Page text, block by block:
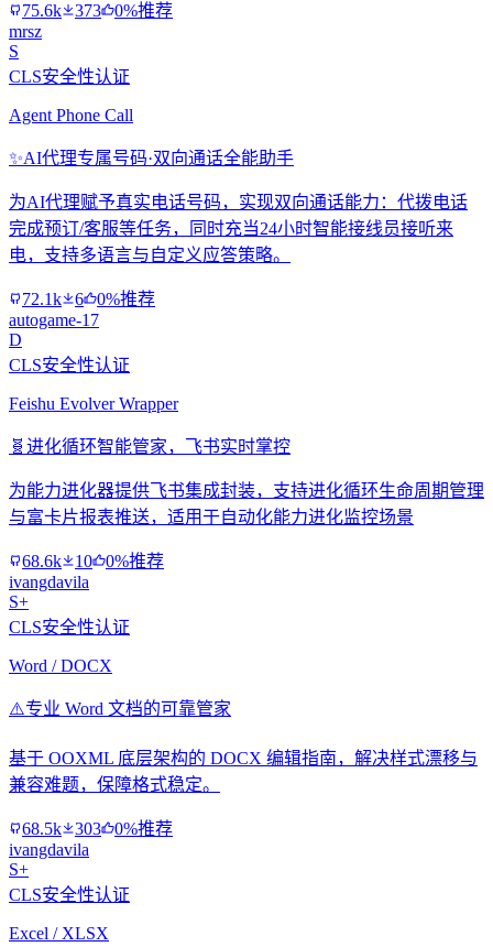
75.6k 373
0%推荐
mrsz
S
CLS安全性认证
Agent Phone Call
✨AI代理专属号码·双向通话全能助手
为AI代理赋予真实电话号码，实现双向通话能力：代拨电话
完成预订/客服等任务，同时充当24小时智能接线员接听来
电，支持多语言与自定义应答策略。
72.1k 6
0%推荐
autogame-17
D
CLS安全性认证
Feishu Evolver Wrapper
🧬 进化循环智能管家，飞书实时掌控
为能力进化器提供飞书集成封装，支持进化循环生命周期管理
与富卡片报表推送，适用于自动化能力进化监控场景
68.6k 10
0%推荐
ivangdavila
S+
CLS安全性认证
Word / DOCX
⚠️专业 Word 文档的可靠管家
基于 OOXML 底层架构的 DOCX 编辑指南，解决样式漂移与
兼容难题，保障格式稳定。
68.5k 303
0%推荐
ivangdavila
S+
CLS安全性认证
Excel / XLSX